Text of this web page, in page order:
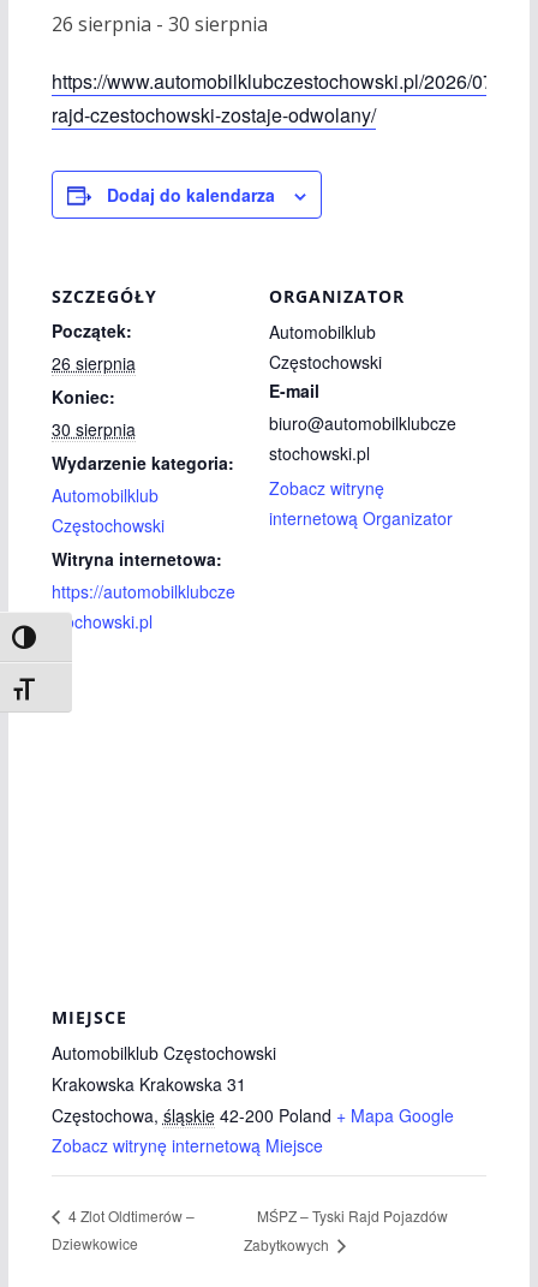
Toggle High Contrast
Toggle Font size
26 sierpnia - 30 sierpnia
https://www.automobilklubczestochowski.pl/2026/07/45-
rajd-czestochowski-zostaje-odwolany/
Dodaj do kalendarza
SZCZEGÓŁY
Początek:
26 sierpnia
Koniec:
30 sierpnia
Wydarzenie kategoria:
Automobilklub
Częstochowski
Witryna internetowa:
https://automobilklubcze
stochowski.pl
ORGANIZATOR
Automobilklub
Częstochowski
E-mail
biuro@automobilklubcze
stochowski.pl
Zobacz witrynę
internetową Organizator
MIEJSCE
Automobilklub Częstochowski
Krakowska Krakowska 31
Częstochowa, śląskie 42-200 Poland + Mapa Google
Zobacz witrynę internetową Miejsce
4 Zlot Oldtimerów –
Dziewkowice
MŚPZ – Tyski Rajd Pojazdów
Zabytkowych